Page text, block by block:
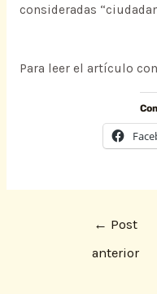
consideradas
Para leer el artículo
← Post
anterior